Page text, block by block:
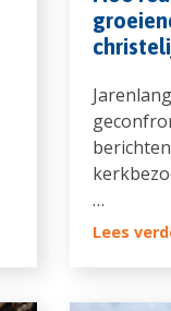
…
Lees